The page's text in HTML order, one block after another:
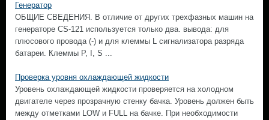
Генератор
ОБЩИЕ СВЕДЕНИЯ. В отличие от других трехфазных машин на
генераторе CS-121 используется только два. вывода: для
плюсового провода (-) и для клеммы L сигнализатора разряда
батареи. Клеммы Р, I, S ...
Проверка уровня охлаждающей жидкости
Уровень охлаждающей жидкости проверяется на холодном
двигателе через прозрачную стенку бачка. Уровень должен быть
между отметками LOW и FULL на бачке. При необходимости